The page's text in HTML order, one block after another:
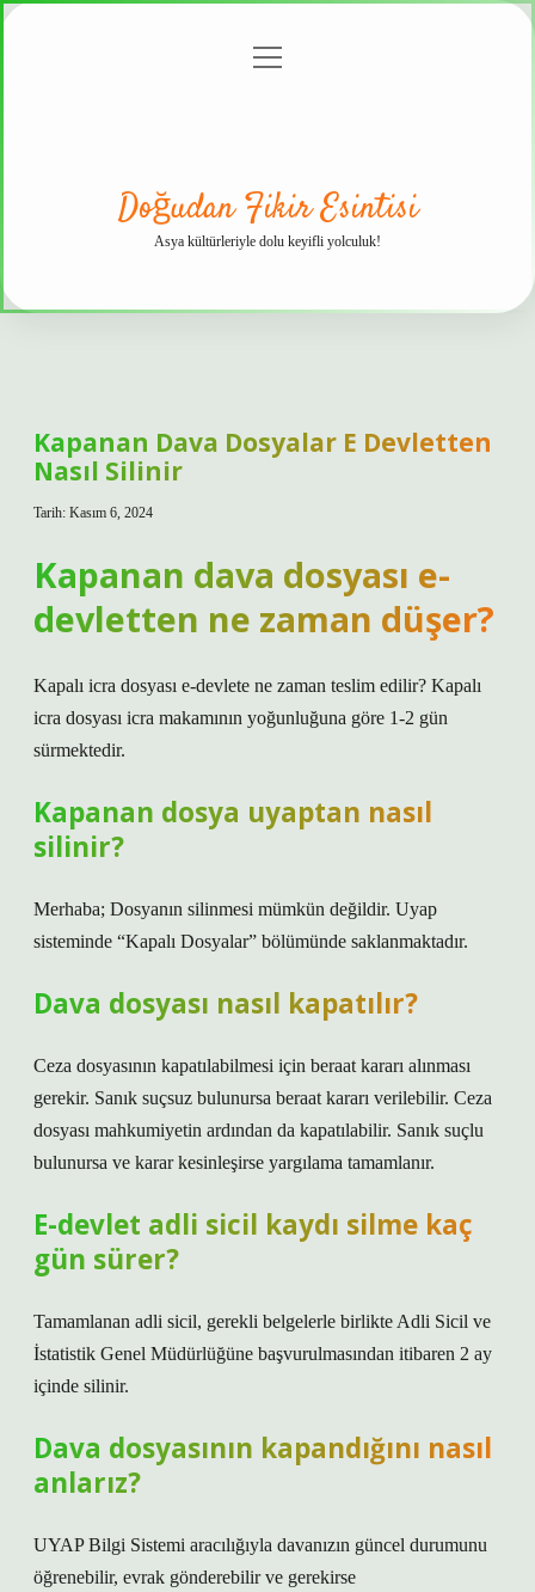
menüyü
Doğudan Fikir Esintisi
Asya kültürleriyle dolu keyifli yolculuk!
Kapanan Dava Dosyalar E Devletten
Nasıl Silinir
Tarih: Kasım 6, 2024
Kapanan dava dosyası e-
devletten ne zaman düşer?
Kapalı icra dosyası e-devlete ne zaman teslim edilir? Kapalı
icra dosyası icra makamının yoğunluğuna göre 1-2 gün
sürmektedir.
Kapanan dosya uyaptan nasıl
silinir?
Merhaba; Dosyanın silinmesi mümkün değildir. Uyap
sisteminde “Kapalı Dosyalar” bölümünde saklanmaktadır.
Dava dosyası nasıl kapatılır?
Ceza dosyasının kapatılabilmesi için beraat kararı alınması
gerekir. Sanık suçsuz bulunursa beraat kararı verilebilir. Ceza
dosyası mahkumiyetin ardından da kapatılabilir. Sanık suçlu
bulunursa ve karar kesinleşirse yargılama tamamlanır.
E-devlet adli sicil kaydı silme kaç
gün sürer?
Tamamlanan adli sicil, gerekli belgelerle birlikte Adli Sicil ve
İstatistik Genel Müdürlüğüne başvurulmasından itibaren 2 ay
içinde silinir.
Dava dosyasının kapandığını nasıl
anlarız?
UYAP Bilgi Sistemi aracılığıyla davanızın güncel durumunu
öğrenebilir, evrak gönderebilir ve gerekirse